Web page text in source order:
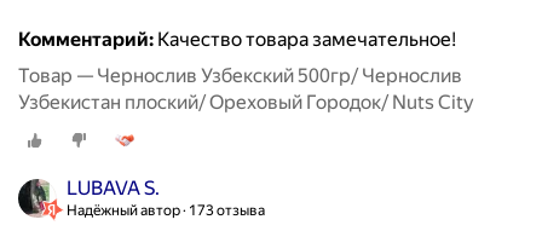
Комментарий: Качество товара замечательное!
Товар — Чернослив Узбекский 500гр/ Чернослив
Узбекистан плоский/ Ореховый Городок/ Nuts City
LUBAVA S.
Надёжный автор 173 отзыва